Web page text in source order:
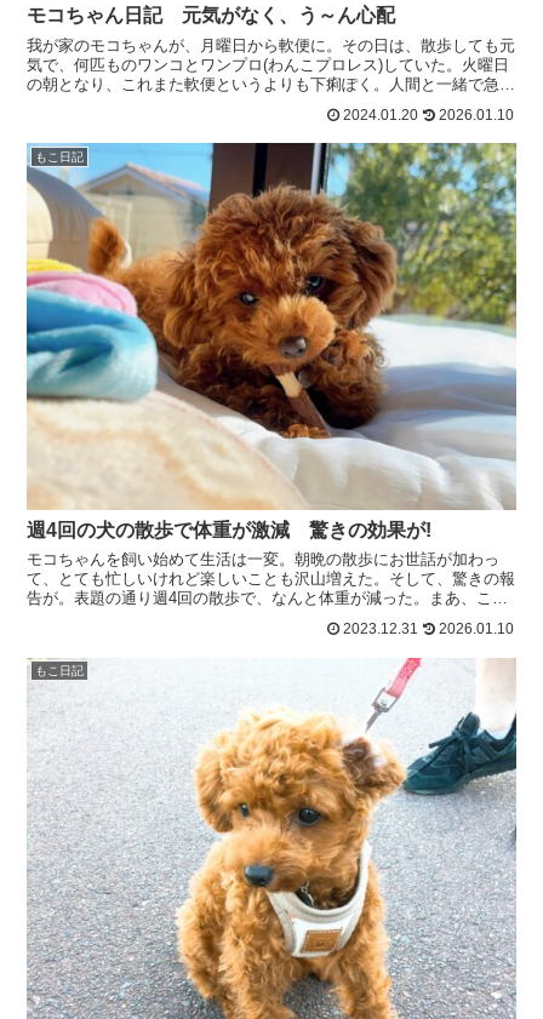
モコちゃん日記 元気がなく、う～ん心配
我が家のモコちゃんが、月曜日から軟便に。その日は、散歩しても元
気で、何匹ものワンコとワンプロ(わんこプロレス)していた。火曜日
の朝となり、これまた軟便というよりも下痢ぽく。人間と一緒で急に
2024.01.20 2026.01.10
もこ日記
週4回の犬の散歩で体重が激減 驚きの効果が!
モコちゃんを飼い始めて生活は一変。朝晩の散歩にお世話が加わっ
て、とても忙しいけれど楽しいことも沢山増えた。そして、驚きの報
告が。表題の通り週4回の散歩で、なんと体重が減った。まあ、これ
は自分のことではなくてカミサンのこと。仕事があるので、日...
2023.12.31 2026.01.10
もこ日記